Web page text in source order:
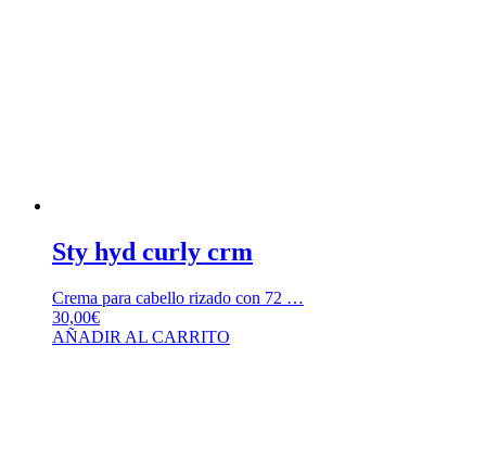
Sty hyd curly crm
Crema para cabello rizado con 72 …
30,00€
AÑADIR AL CARRITO